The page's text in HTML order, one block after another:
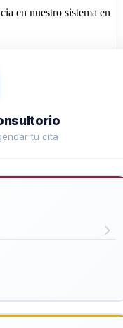
en nuestro sistema en
tu cita